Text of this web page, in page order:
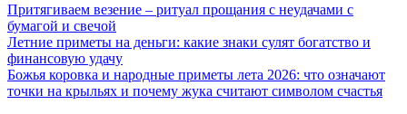
Притягиваем везение – ритуал прощания с неудачами с
бумагой и свечой
Летние приметы на деньги: какие знаки сулят богатство и
финансовую удачу
Божья коровка и народные приметы лета 2026: что означают
точки на крыльях и почему жука считают символом счастья